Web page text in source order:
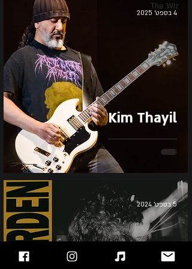
The Wiz
Kim Thayil
4 בספט׳ 2025
5 בספט׳ 2024